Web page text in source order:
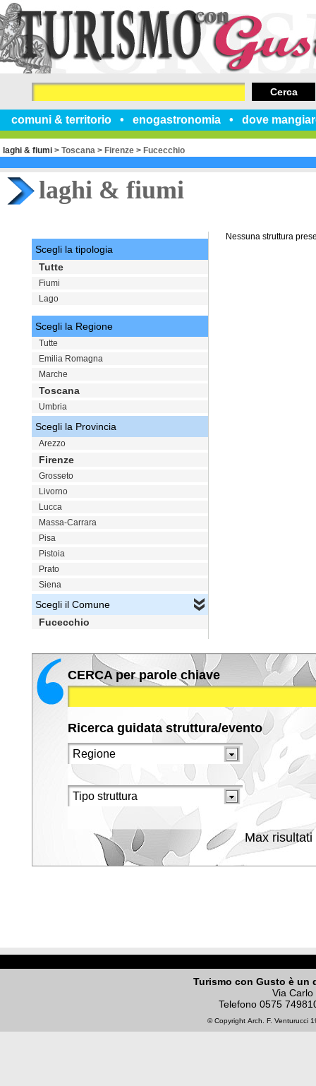
comuni & territorio enogastronomia dove
Cerca
laghi & fiumi > Toscana > Firenze > Fucecchio
laghi & fiumi
Nessuna struttura
Scegli la tipologia
Tutte
Fiumi
Lago
Scegli la Regione
Tutte
Emilia Romagna
Marche
Toscana
Umbria
Scegli la Provincia
Arezzo
Firenze
Grosseto
Livorno
Lucca
Massa-Carrara
Pisa
Pistoia
Prato
Siena
Scegli il Comune
Fucecchio
CERCA per parole chiave
Ricerca guidata struttura/evento
Max risultati
Turismo con Gusto è un
Via
Telefono 0575
© Copyright Arch. F. Venturucci